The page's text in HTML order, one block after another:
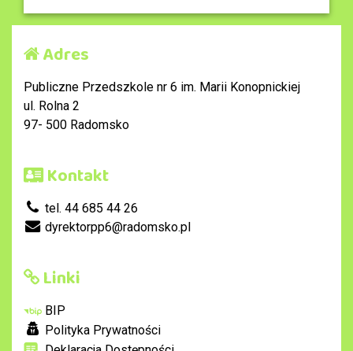
Adres
Publiczne Przedszkole nr 6 im. Marii Konopnickiej
ul. Rolna 2
97- 500 Radomsko
Kontakt
tel. 44 685 44 26
dyrektorpp6@radomsko.pl
Linki
BIP
Polityka Prywatności